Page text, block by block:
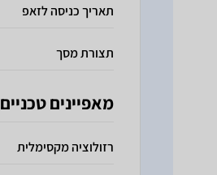
תאריך כניסה לזאפ
תצורת מסך
מאפיינים טכניים
רזולוציה מקסימלית